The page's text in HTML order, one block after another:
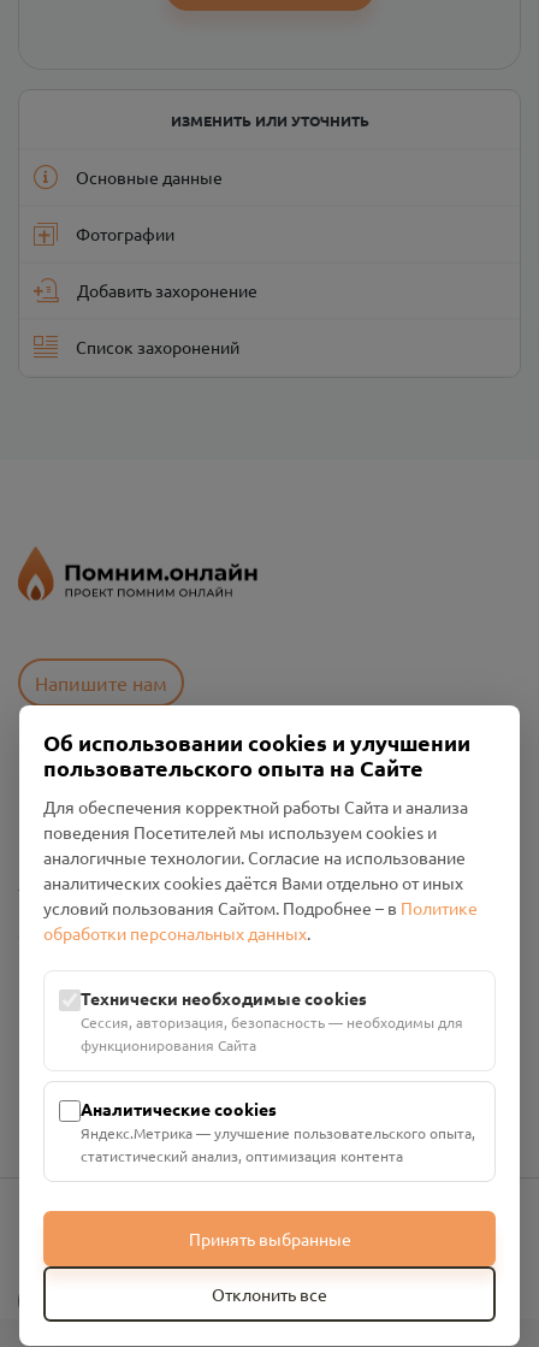
ИЗМЕНИТЬ ИЛИ УТОЧНИТЬ
Основные данные
Фотографии
Добавить захоронение
Список захоронений
Напишите нам
Пользовательское соглашение
Политика конфиденциальности
Промо-материалы
Настройки cookies
Общество с ограниченной ответственностью «Смоленский
ИНН: 6700029207 ОГРН: 1256700001986
Юридический адрес: 216790, Смоленская область, р-н
Руднянский, г. Рудня, улица Западная, д. 26А, пом. 18
Номер счёта: 40702810901130004287 в АО "АЛЬФА-БАНК"
Кор. счёт: 30101810200000000593
info@pomnim.online
Об использовании cookies и улучшении
пользовательского опыта на Сайте
Для обеспечения корректной работы Сайта и анализа
поведения Посетителей мы используем cookies и
аналогичные технологии. Согласие на использование
аналитических cookies даётся Вами отдельно от иных
условий пользования Сайтом. Подробнее – в Политике
обработки персональных данных.
Технически необходимые cookies
Сессия, авторизация, безопасность — необходимы для
функционирования Сайта
Аналитические cookies
Яндекс.Метрика — улучшение пользовательского опыта,
статистический анализ, оптимизация контента
Принять выбранные
Отклонить все